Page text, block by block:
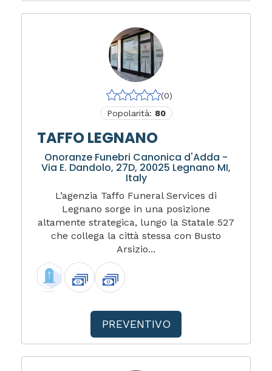
(0)
Popolarità: 80
TAFFO LEGNANO
Onoranze Funebri Canonica d'Adda -
Via E. Dandolo, 27D, 20025 Legnano MI,
Italy
L’agenzia Taffo Funeral Services di
Legnano sorge in una posizione
altamente strategica, lungo la Statale 527
che collega la città stessa con Busto
Arsizio...
PREVENTIVO